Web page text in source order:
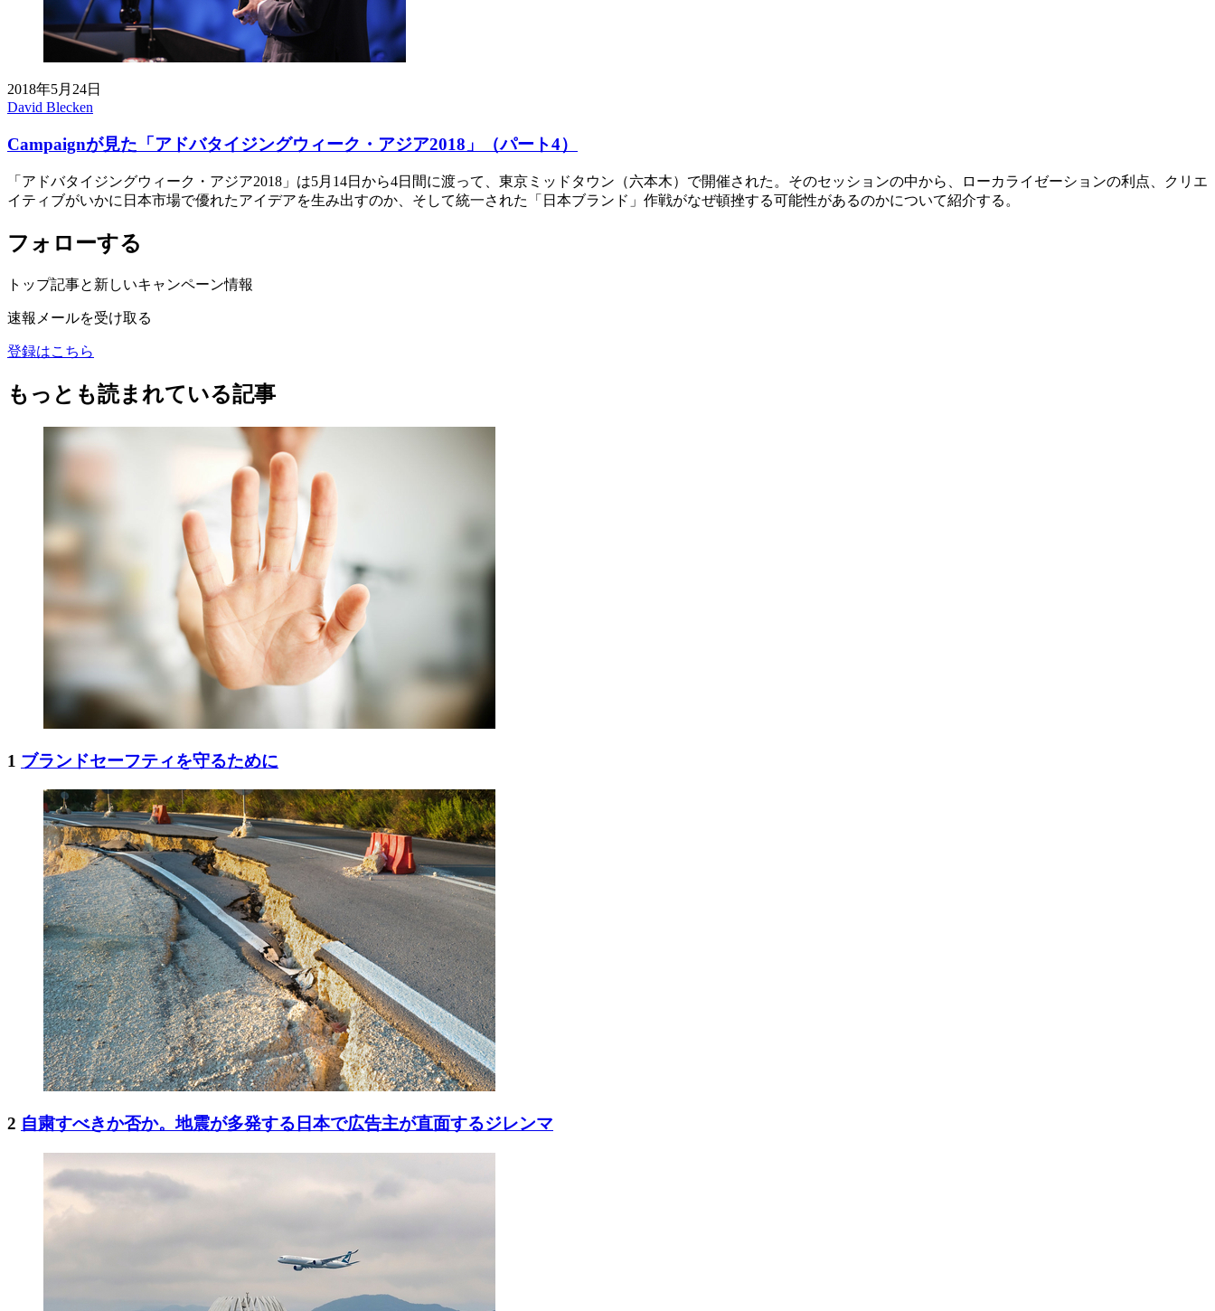
2018年5月24日
David Blecken
Campaignが見た「アドバタイジングウィーク・アジア2018」（パート4）
「アドバタイジングウィーク・アジア2018」は5月14日から4日間に渡って、東京ミッドタウン（六本木）で開催された。そのセッションの中から、ローカライゼーションの利点、クリエ
イティブがいかに日本市場で優れたアイデアを生み出すのか、そして統一された「日本ブランド」作戦がなぜ頓挫する可能性があるのかについて紹介する。
フォローする
トップ記事と新しいキャンペーン情報
速報メールを受け取る
登録はこちら
もっとも読まれている記事
1 ブランドセーフティを守るために
2 自粛すべきか否か。地震が多発する日本で広告主が直面するジレンマ